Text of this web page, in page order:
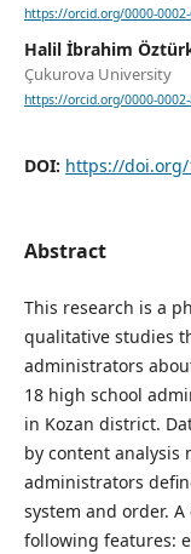
https://orcid.org/0000-
Halil İbrahim
Çukurova University
https://orcid.org/0000-
DOI: https://doi.org/
Abstract
This research is a
qualitative studies
administrators
18 high school
in Kozan district.
by content analysis
administrators
system and order.
following features: